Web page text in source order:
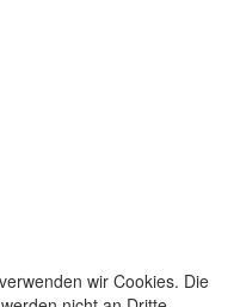
wir Cookies. Die